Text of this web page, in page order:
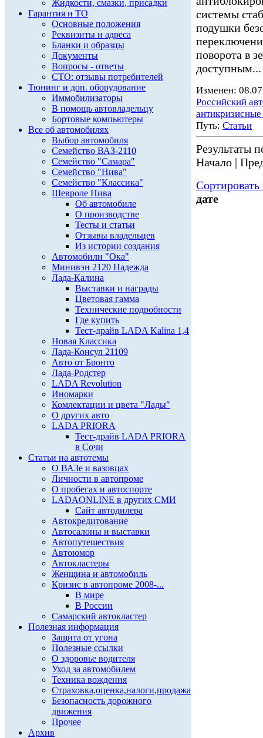
Жидкости, смазки, присадки
Гарантия и ТО
Основные положения
Реквизиты и адреса
Бланки и образцы
Документы
Вопросы - ответы
СТО: отзывы потребителей
Тюнинг и доп. оборудование
Иммобилизаторы
В помощь автовладельцу
Бортовые компьютеры
Все об автомобилях
Выбор автомобиля
Семейство ВАЗ-2110
Семейство "Самара"
Семейство "Нива"
Семейство "Классика"
Шевроле Нива
Об автомобиле
О производстве
Тесты и статьи
Отзывы владельцев
Из истории создания
Автомобили "Ока"
Минивэн 2120 Надежда
Лада-Калина
Выставки и награды
Цветовая гамма
Технические подробности
Где купить
Тест-драйв LADA Kalina 1,4
Новая Классика
Лада-Консул 21109
Авто от Бронто
Лада-Родстер
LADA Revolution
Иномарки
Комлектации и цвета "Лады"
О других авто
LADA PRIORA
Тест-драйв LADA PRIORA
в Сочи
Статьи на автотемы
О ВАЗе и вазовцах
Личности в автопроме
О пробегах и автоспорте
LADAONLINE в других СМИ
Сайт автодилера
Автокредитование
Автосалоны и выставки
Автопутешествия
Автоюмор
Автокластеры
Женщина и автомобиль
Кризис в автопроме 2008-...
В мире
В России
Самарский автокластер
Полезная информация
Защита от угона
Полезные ссылки
О здоровье водителя
Уход за автомобилем
Техника вождения
Страховка,оценка,налоги,продажа
Безопасность дорожного
движения
Прочее
Архив
системы
подушки
поворота в
доступным...
Изменен:
Российский
Путь: Статьи
Результаты
Начало |
дате